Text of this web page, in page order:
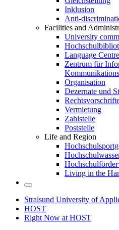
Inklusion
Anti-
Facilities and
University
Language Centre
Zentrum für
Organisation
Dezernate und
Vermietung
Zahlstelle
Poststelle
Life and Region
Living in the
Stralsund University of
HOST
Right Now at HOST